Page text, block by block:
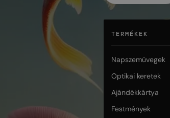
TERMÉKEK
Napszemüvegek
Optikai keretek
Ajándékkártya
Festmények